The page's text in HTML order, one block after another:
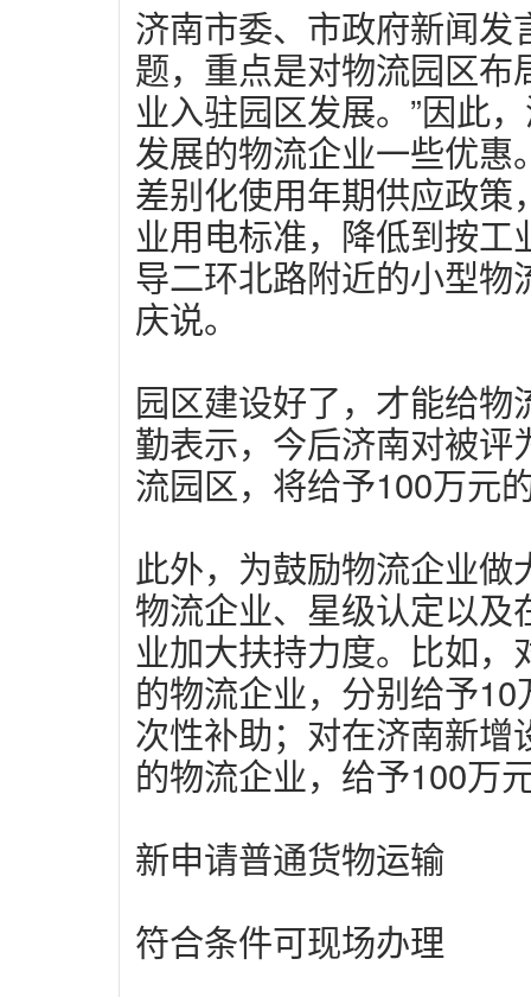
济南市委、市政府新闻发
题，重点是对物流园区
业入驻园区发展。”因此
发展的物流企业一些优
差别化使用年期供应政
业用电标准，降低到按工
导二环北路附近的小型物
庆说。
园区建设好了，才能给
勤表示，今后济南对被评
流园区，将给予100万元
此外，为鼓励物流企业
物流企业、星级认定以
业加大扶持力度。比如
的物流企业，分别给予
次性补助；对在济南新
的物流企业，给予100万
新申请普通货物运输
符合条件可现场办理